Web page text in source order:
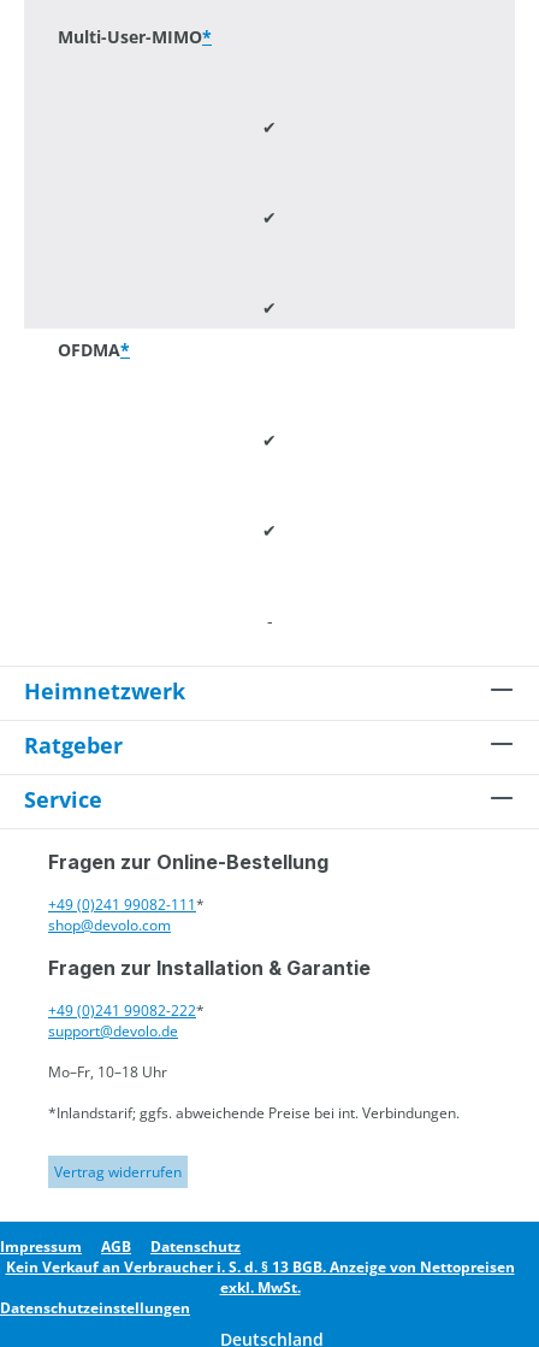
Multi-User-MIMO*
✔
✔
✔
OFDMA*
✔
✔
-
Heimnetzwerk
Ratgeber
Service
Fragen zur Online-Bestellung
+49 (0)241 99082-111*
shop@devolo.com
Fragen zur Installation & Garantie
+49 (0)241 99082-222*
support@devolo.de
Mo–Fr, 10–18 Uhr
*Inlandstarif; ggfs. abweichende Preise bei int. Verbindungen.
Vertrag widerrufen
Impressum AGB
Datenschutz
Kein Verkauf an Verbraucher i. S. d. § 13 BGB. Anzeige von Nettopreisen
exkl. MwSt.
Datenschutzeinstellungen
Deutschland